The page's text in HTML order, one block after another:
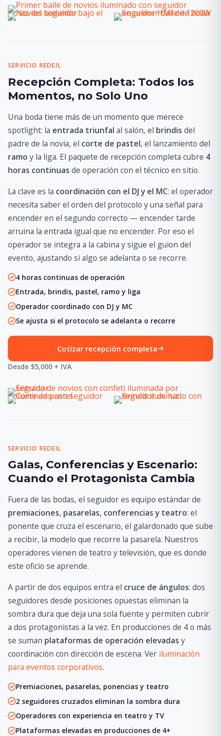
SERVICIO REDEIL
Recepción Completa: Todos los
Momentos, no Solo Uno
Una boda tiene más de un momento que merece
spotlight: la entrada triunfal al salón, el brindis del
padre de la novia, el corte de pastel, el lanzamiento del
ramo y la liga. El paquete de recepción completa cubre 4
horas continuas de operación con el técnico en sitio.
La clave es la coordinación con el DJ y el MC: el operador
necesita saber el orden del protocolo y una señal para
encender en el segundo correcto — encender tarde
arruina la entrada igual que no encender. Por eso el
operador se integra a la cabina y sigue el guion del
evento, ajustando si algo se adelanta o se recorre.
4 horas continuas de operación
Entrada, brindis, pastel, ramo y liga
Operador coordinado con DJ y MC
Se ajusta si el protocolo se adelanta o recorre
Cotizar recepción completa
Desde $5,000 + IVA
SERVICIO REDEIL
Galas, Conferencias y Escenario:
Cuando el Protagonista Cambia
Fuera de las bodas, el seguidor es equipo estándar de
premiaciones, pasarelas, conferencias y teatro: el
ponente que cruza el escenario, el galardonado que sube
a recibir, la modelo que recorre la pasarela. Nuestros
operadores vienen de teatro y televisión, que es donde
este oficio se aprende.
A partir de dos equipos entra el cruce de ángulos: dos
seguidores desde posiciones opuestas eliminan la
sombra dura que deja una sola fuente y permiten cubrir
a dos protagonistas a la vez. En producciones de 4 o más
se suman plataformas de operación elevadas y
coordinación con dirección de escena. Ver iluminación
para eventos corporativos.
Premiaciones, pasarelas, ponencias y teatro
2 seguidores cruzados eliminan la sombra dura
Operadores con experiencia en teatro y TV
Plataformas elevadas en producciones de 4+